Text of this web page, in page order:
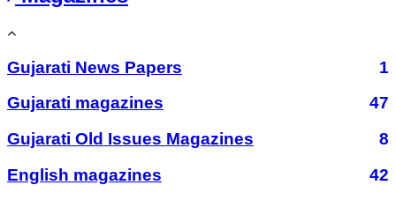
Gujarati News Papers
1
Gujarati magazines
47
Gujarati Old Issues Magazines
8
English magazines
42